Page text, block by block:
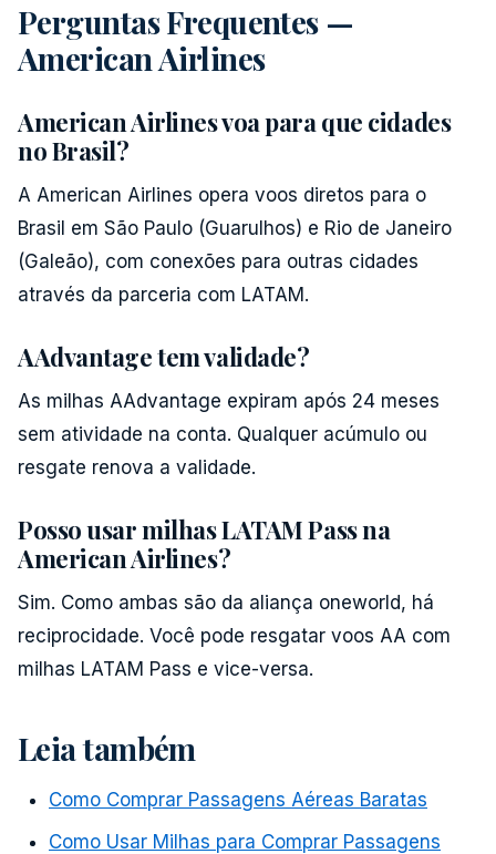
Perguntas Frequentes —
American Airlines
American Airlines voa para que cidades
no Brasil?
A American Airlines opera voos diretos para o
Brasil em São Paulo (Guarulhos) e Rio de Janeiro
(Galeão), com conexões para outras cidades
através da parceria com LATAM.
AAdvantage tem validade?
As milhas AAdvantage expiram após 24 meses
sem atividade na conta. Qualquer acúmulo ou
resgate renova a validade.
Posso usar milhas LATAM Pass na
American Airlines?
Sim. Como ambas são da aliança oneworld, há
reciprocidade. Você pode resgatar voos AA com
milhas LATAM Pass e vice-versa.
Leia também
Como Comprar Passagens Aéreas Baratas
Como Usar Milhas para Comprar Passagens